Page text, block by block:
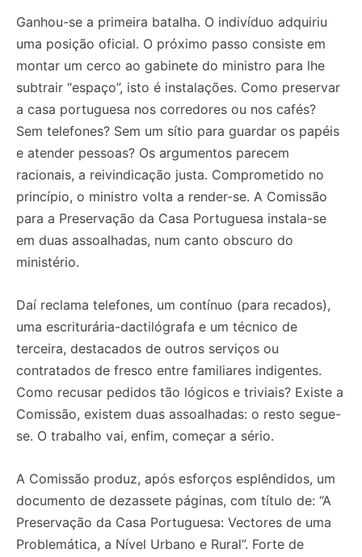
Ganhou-se a primeira batalha. O indivíduo adquiriu
uma posição oficial. O próximo passo consiste em
montar um cerco ao gabinete do ministro para lhe
subtrair “espaço”, isto é instalações. Como preservar
a casa portuguesa nos corredores ou nos cafés?
Sem telefones? Sem um sítio para guardar os papéis
e atender pessoas? Os argumentos parecem
racionais, a reivindicação justa. Comprometido no
princípio, o ministro volta a render-se. A Comissão
para a Preservação da Casa Portuguesa instala-se
em duas assoalhadas, num canto obscuro do
ministério.
Daí reclama telefones, um contínuo (para recados),
uma escriturária-dactilógrafa e um técnico de
terceira, destacados de outros serviços ou
contratados de fresco entre familiares indigentes.
Como recusar pedidos tão lógicos e triviais? Existe a
Comissão, existem duas assoalhadas: o resto segue-
se. O trabalho vai, enfim, começar a sério.
A Comissão produz, após esforços esplêndidos, um
documento de dezassete páginas, com título de: “A
Preservação da Casa Portuguesa: Vectores de uma
Problemática, a Nível Urbano e Rural”. Forte de